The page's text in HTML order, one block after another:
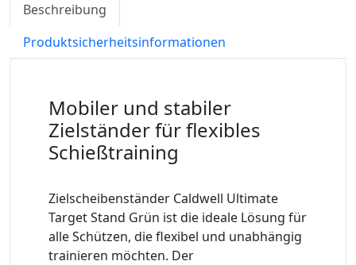
Beschreibung
Produktsicherheitsinformationen
Mobiler und stabiler
Zielständer für flexibles
Schießtraining
Zielscheibenständer Caldwell Ultimate
Target Stand Grün ist die ideale Lösung für
alle Schützen, die flexibel und unabhängig
trainieren möchten. Der